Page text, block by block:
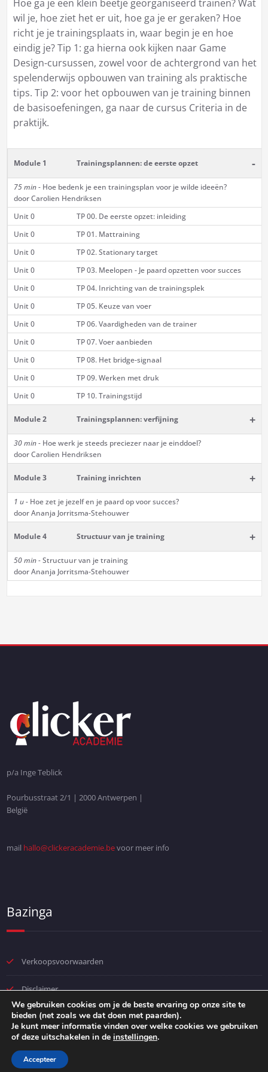
Hoe ga je een klein beetje georganiseerd trainen? Wat
wil je, hoe ziet het er uit, hoe ga je er geraken? Hoe
richt je je trainingsplaats in, waar begin je en hoe
eindig je? Tip 1: ga hierna ook kijken naar Game
Design-cursussen, zowel voor de achtergrond van het
spelenderwijs opbouwen van training als praktische
tips. Tip 2: voor het opbouwen van je training binnen
de basisoefeningen, ga naar de cursus Criteria in de
praktijk.
Module 1 Trainingsplannen: de eerste opzet -
75 min -Hoe bedenk je een trainingsplan voor je wilde ideeën?
door Carolien Hendriksen
Unit 0
TP 00. De eerste opzet: inleiding
Unit 0
TP 01. Mattraining
Unit 0
TP 02. Stationary target
Unit 0
TP 03. Meelopen - Je paard opzetten voor succes
Unit 0
TP 04. Inrichting van de trainingsplek
Unit 0
TP 05. Keuze van voer
Unit 0
TP 06. Vaardigheden van de trainer
Unit 0
TP 07. Voer aanbieden
Unit 0
TP 08. Het bridge-signaal
Unit 0
TP 09. Werken met druk
Unit 0
TP 10. Trainingstijd
Module 2 Trainingsplannen: verfijning +
30 min -Hoe werk je steeds preciezer naar je einddoel?
door Carolien Hendriksen
Module 3 Training inrichten +
1 u -Hoe zet je jezelf en je paard op voor succes?
door Ananja Jorritsma-Stehouwer
Module 4 Structuur van je training +
50 min -Structuur van je training
door Ananja Jorritsma-Stehouwer
p/a Inge Teblick
Pourbusstraat 2/1 | 2000 Antwerpen |
België
mail hallo@clickeracademie.bevoor meer info
Bazinga
Verkoopsvoorwaarden
Disclaimer
Privacybeleid
We gebruiken cookies om je de beste ervaring op onze site te
bieden (net zoals we dat doen met paarden).
Je kunt meer informatie vinden over welke cookies we gebruiken
of deze uitschakelen in de instellingen.
Accepteer